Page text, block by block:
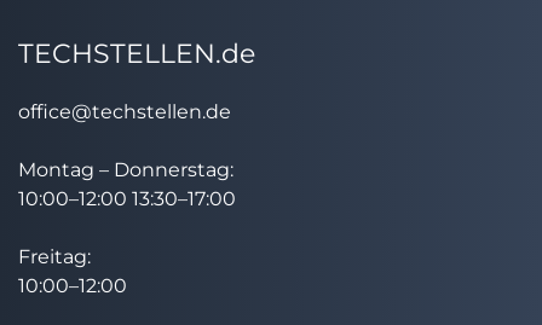
TECHSTELLEN.de
office@techstellen.de
Montag – Donnerstag:
10:00–12:00 13:30–17:00
Freitag:
10:00–12:00